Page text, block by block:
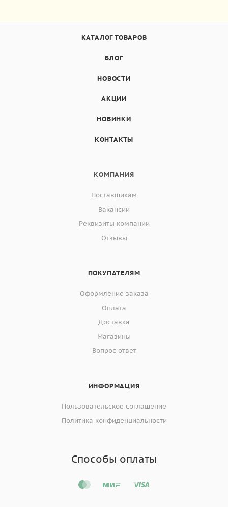
КАТАЛОГ ТОВАРОВ
БЛОГ
НОВОСТИ
АКЦИИ
НОВИНКИ
КОНТАКТЫ
КОМПАНИЯ
Поставщикам
Вакансии
Реквизиты компании
Отзывы
ПОКУПАТЕЛЯМ
Оформление заказа
Оплата
Доставка
Магазины
Вопрос-ответ
ИНФОРМАЦИЯ
Пользовательское соглашение
Политика конфиденциальности
Способы оплаты